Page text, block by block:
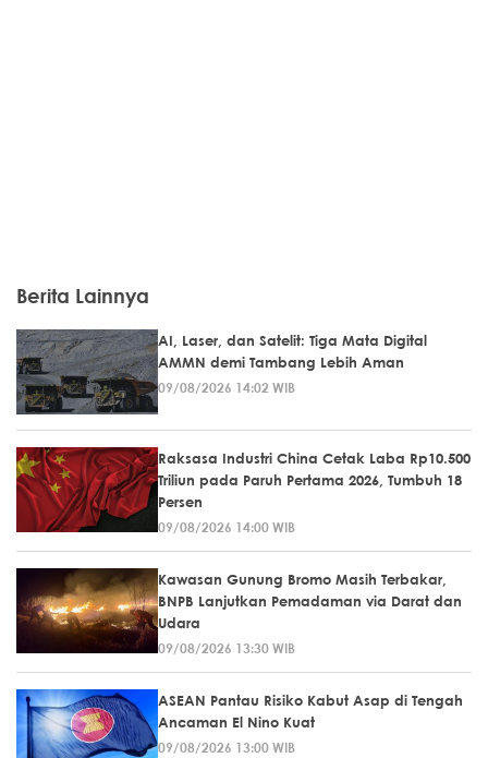
Berita Lainnya
AI, Laser, dan Satelit: Tiga Mata Digital
AMMN demi Tambang Lebih Aman
09/08/2026 14:02 WIB
Raksasa Industri China Cetak Laba Rp10.500
Triliun pada Paruh Pertama 2026, Tumbuh 18
Persen
09/08/2026 14:00 WIB
Kawasan Gunung Bromo Masih Terbakar,
BNPB Lanjutkan Pemadaman via Darat dan
Udara
09/08/2026 13:30 WIB
ASEAN Pantau Risiko Kabut Asap di Tengah
Ancaman El Nino Kuat
09/08/2026 13:00 WIB